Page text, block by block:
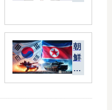
ョ
ッ
ク
2
」
朝
鮮
戦
発